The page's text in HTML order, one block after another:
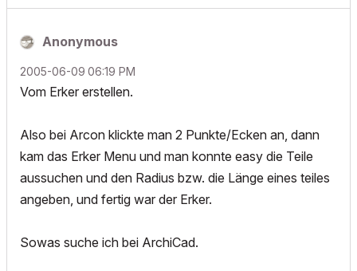
Anonymous
‎2005-06-09 06:19 PM
Vom Erker erstellen.
Also bei Arcon klickte man 2 Punkte/Ecken an, dann
kam das Erker Menu und man konnte easy die Teile
aussuchen und den Radius bzw. die Länge eines teiles
angeben, und fertig war der Erker.
Sowas suche ich bei ArchiCad.